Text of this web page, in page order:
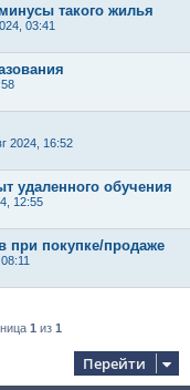
такого жилья
03:41
2024, 16:52
удаленного обучения
12:55
при покупке/продаже
1 из 1
Перейти